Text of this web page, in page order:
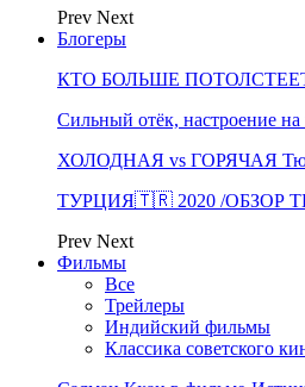
Prev Next
Блогеры
КТО БОЛЬШЕ
Сильный отёк, настроение на
ХОЛОДНАЯ vs ГОРЯЧАЯ
ТУРЦИЯ🇹🇷 2020 /ОБЗОР
Prev Next
Фильмы
Все
Трейлеры
Индийский фильмы
Классика советского